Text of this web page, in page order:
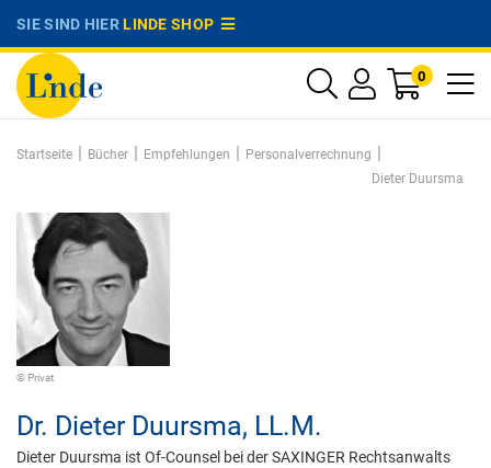
SIE SIND HIERLINDE SHOP
0
Startseite | Bücher | Empfehlungen | Personalverrechnung |
Dieter Duursma
© Privat
Dr. Dieter Duursma, LL.M.
Dieter Duursma ist Of-Counsel bei der SAXINGER Rechtsanwalts